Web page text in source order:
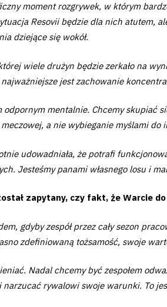
moment rozgrywek, w którym
Resovii będzie dla nich atutem,
dziejące się wokół.
wiele drużyn będzie zerkało na
jest zachowanie
odpornym mentalnie. Chcemy
a nie wybieganie myślami do
udowadniała, że potrafi
Jesteśmy panami własnego losu i
zapytany, czy fakt, że Warcie
gdyby zespół przez cały sezon
zdefiniowaną tożsamość, swoje
Nadal chcemy być zespołem
narzucać rywalowi swoje warunki. To